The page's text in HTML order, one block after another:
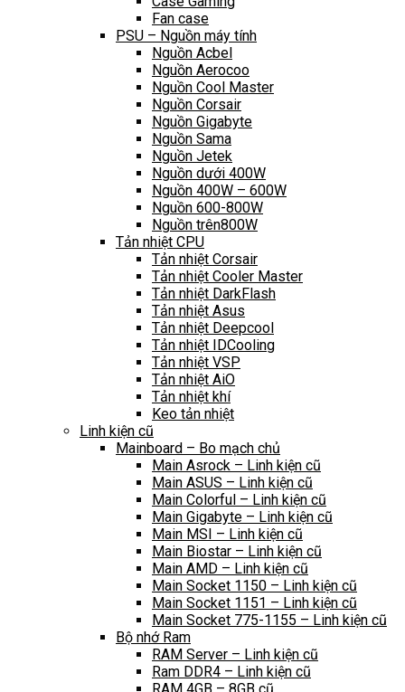
Fan case
PSU – Nguồn máy tính
Nguồn Acbel
Nguồn Aerocoo
Nguồn Cool Master
Nguồn Corsair
Nguồn Gigabyte
Nguồn Sama
Nguồn Jetek
Nguồn dưới 400W
Nguồn 400W – 600W
Nguồn 600-800W
Nguồn trên800W
Tản nhiệt CPU
Tản nhiệt Corsair
Tản nhiệt Cooler Master
Tản nhiệt DarkFlash
Tản nhiệt Asus
Tản nhiệt Deepcool
Tản nhiệt IDCooling
Tản nhiệt VSP
Tản nhiệt AiO
Tản nhiệt khí
Keo tản nhiệt
Linh kiện cũ
Mainboard – Bo mạch chủ
Main Asrock – Linh kiện cũ
Main ASUS – Linh kiện cũ
Main Colorful – Linh kiện cũ
Main Gigabyte – Linh kiện cũ
Main MSI – Linh kiện cũ
Main Biostar – Linh kiện cũ
Main AMD – Linh kiện cũ
Main Socket 1150 – Linh kiện cũ
Main Socket 1151 – Linh kiện cũ
Main Socket 775-1155 – Linh kiện cũ
Bộ nhớ Ram
RAM Server – Linh kiện cũ
Ram DDR4 – Linh kiện cũ